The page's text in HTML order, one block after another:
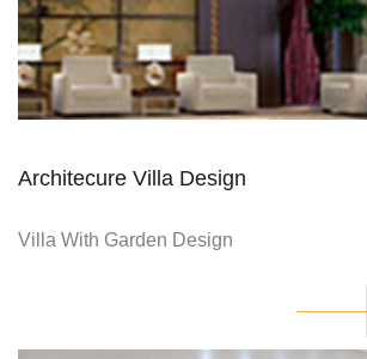
Architecure Villa Design
Villa With Garden Design